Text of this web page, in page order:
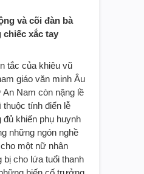
và cõi đàn bà
xắc tay
tắc của khiêu vũ
giáo văn minh Âu
Nam còn nặng lề
tính điển lễ
khiến phụ huynh
những ngón nghề
một nữ nhân
bị cho lứa tuổi thanh